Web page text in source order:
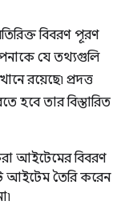
বিবরণ পূরণ
যে তথ্যগুলি
রয়েছে৷ প্রদত্ত
হবে তার বিস্তারিত
আইটেমের বিবরণ
আইটেম তৈরি করেন